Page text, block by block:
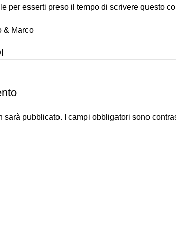
per esserti preso il tempo di scrivere questo
& Marco
sarà pubblicato. I campi obbligatori sono